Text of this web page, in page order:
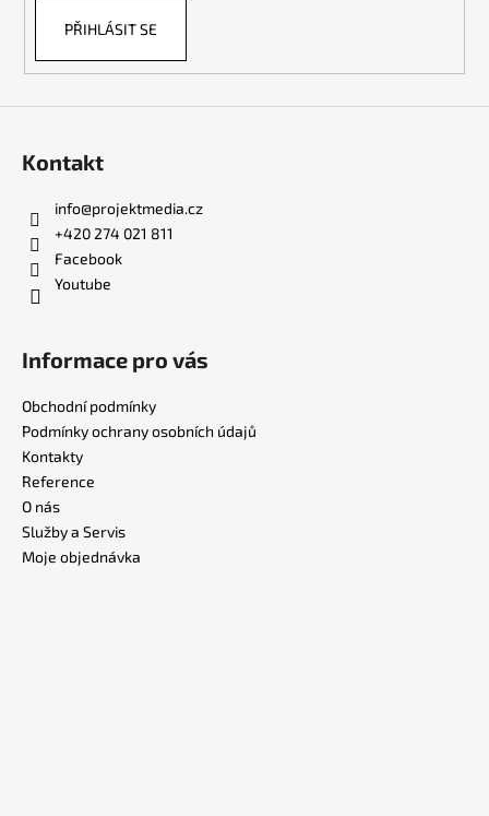
PŘIHLÁSIT SE
Kontakt
info@projektmedia.cz
+420 274 021 811
Facebook
Youtube
Informace pro vás
Obchodní podmínky
Podmínky ochrany osobních údajů
Kontakty
Reference
O nás
Služby a Servis
Moje objednávka